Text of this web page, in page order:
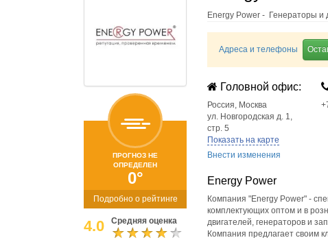
ПРОГНОЗ НЕ
ОПРЕДЕЛЕН
0°
Подробно о рейтинге
4.0 Средняя оценка
Energy Power - Генераторы и
Адреса и телефоны
Головной офис:
Россия, Москва
ул. Новгородская д. 1,
стр. 5
Показать на карте
Внести изменения
Energy Power
Компания "Energy Power" -
комплектующих оптом и в
двигателей, генераторов и
Компания предлагает своим